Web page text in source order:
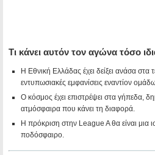
Τι κάνει αυτόν τον αγώνα τόσο
Η Εθνική Ελλάδας έχει δείξει ανάσα στα
εντυπωσιακές εμφανίσεις εναντίον
Ο κόσμος έχει επιστρέψει στα γήπεδα,
ατμόσφαιρα που κάνει τη διαφορά.
Η πρόκριση στην League A θα είναι μια
ποδόσφαιρο.